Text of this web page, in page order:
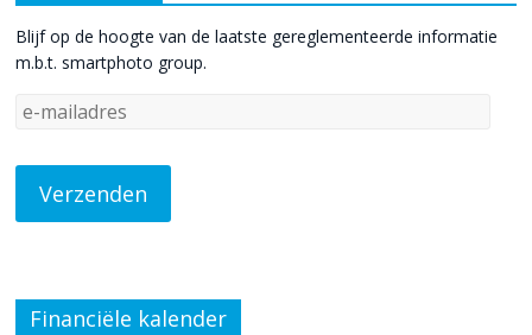
Blijf op de hoogte van de laatste gereglementeerde informatie
m.b.t. smartphoto group.
Financiële kalender